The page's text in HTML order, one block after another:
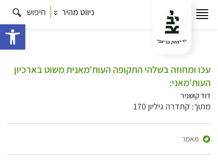
ניווט מהיר חיפוש
עכו ומחוזּה בשלהי התקופה העות'מאנית ִמשוט בארכיון
העות'מאני:
דוד קושניר
מתוך: קתדרה גיליון 170
מאמר